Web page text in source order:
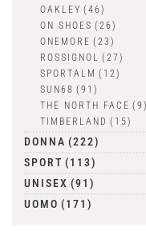
OAKLEY (46)
ON SHOES (26)
ONEMORE (23)
ROSSIGNOL (27)
SPORTALM (12)
SUN68 (91)
THE NORTH FACE (9)
TIMBERLAND (15)
DONNA (222)
SPORT (113)
UNISEX (91)
UOMO (171)